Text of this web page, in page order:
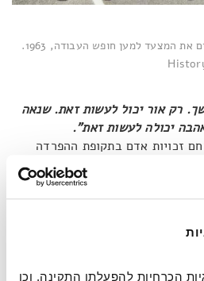
מרטין לותר קינג ואנשיו מובילים את המצעד למען חופש העבודה, 1963.
רק אור יכול לעשות זאת. שנאה
יכולה לעשות זאת".
זכויות אדם בתקופת ההפרדה
הנפש שלנו כנגד אותם אסונות